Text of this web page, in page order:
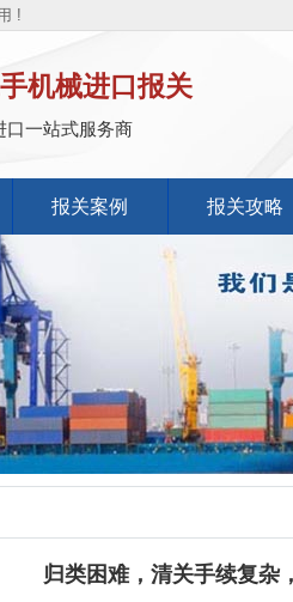
!
机械进口报关
口一站式服务商
报关案例 报关攻略
归类困难，清关手续复杂